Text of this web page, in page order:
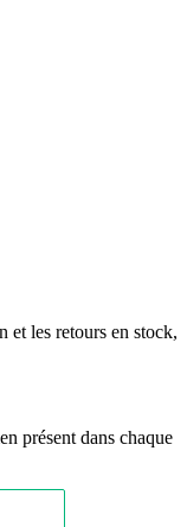
et les retours en stock,
présent dans chaque